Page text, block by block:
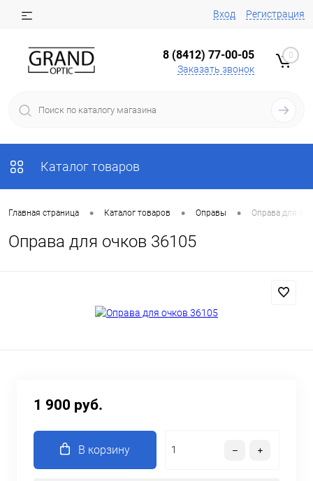
Вход Регистрация
8 (8412) 77-00-05
Заказать звонок
0
Каталог товаров
Главная страница • Каталог товаров • Оправы • Оправа для
Оправа для очков 36105
1 900 руб.
В корзину